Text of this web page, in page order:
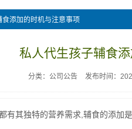
添加的时机与注意事项
私人代生孩子辅食
分类：公司公告 发布时间：
有其独特的营养需求,辅食的添